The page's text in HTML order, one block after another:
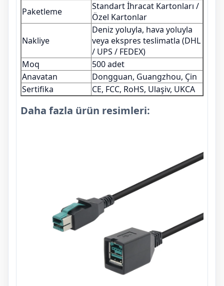
Paketleme
Standart İhracat Kartonları /
Özel Kartonlar
Nakliye
Deniz yoluyla, hava yoluyla
veya ekspres teslimatla (DHL
/ UPS / FEDEX)
Moq
500 adet
Anavatan
Dongguan, Guangzhou, Çin
Sertifika
CE, FCC, RoHS, Ulaşiv, UKCA
Daha fazla ürün resimleri: